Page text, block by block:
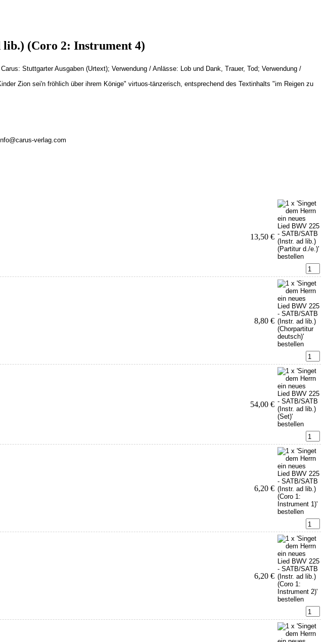
lib.) (Coro 2: Instrument 4)
Stuttgarter Ausgaben (Urtext); Verwendung / Anlässe: Lob und Dank, Trauer, Tod; Verwendung /
Zion sei'n fröhlich über ihrem Könige" virtuos-tänzerisch, entsprechend des Textinhalts "im Reigen zu
verlag.com
13,50 €
8,80 €
54,00 €
6,20 €
6,20 €